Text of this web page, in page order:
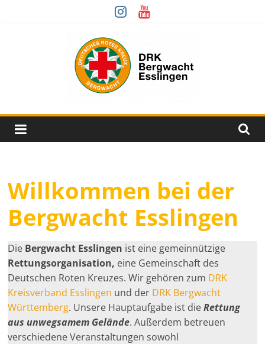
Bergwacht
Esslingen
DRK
Fachrettungsdienst
für
unwegsames
Gelände.
Willkommen bei der
Bergwacht Esslingen
Die Bergwacht Esslingen ist eine gemeinnützige
Rettungsorganisation, eine Gemeinschaft des
Deutschen Roten Kreuzes. Wir gehören zum DRK
Kreisverband Esslingen und der DRK Bergwacht
Württemberg. Unsere Hauptaufgabe ist dieRettung
aus unwegsamem Gelände. Außerdem betreuen
verschiedene Veranstaltungen sowohl